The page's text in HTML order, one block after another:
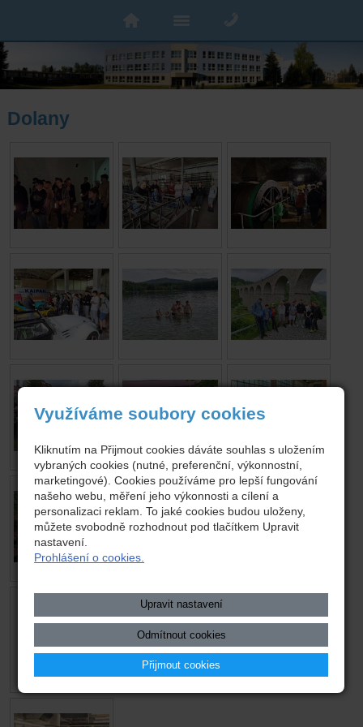
Dolany
Využíváme soubory cookies
Kliknutím na Přijmout cookies dáváte souhlas s uložením
vybraných cookies (nutné, preferenční, výkonnostní,
marketingové). Cookies používáme pro lepší fungování
našeho webu, měření jeho výkonnosti a cílení a
personalizaci reklam. To jaké cookies budou uloženy,
můžete svobodně rozhodnout pod tlačítkem Upravit
nastavení.
Prohlášení o cookies.
Upravit nastavení
Odmítnout cookies
Přijmout cookies